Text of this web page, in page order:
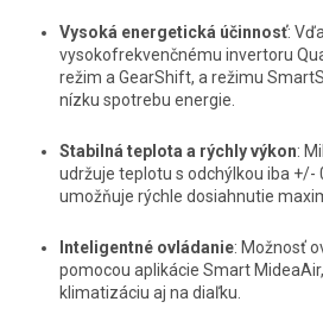
Vysoká energetická účinnosť:
vysokofrekvenčnému invertoru
režim a GearShift, a režimu
nízku spotrebu energie.
Stabilná teplota a rýchly výkon:
udržuje teplotu s odchýlkou iba +/-
umožňuje rýchle dosiahnutie
Inteligentné ovládanie: Možnosť
pomocou aplikácie Smart
klimatizáciu aj na diaľku.